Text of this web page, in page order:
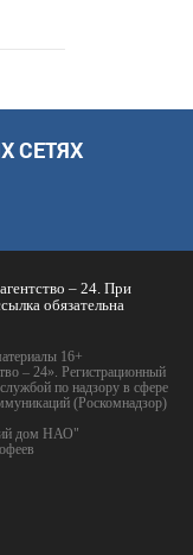
СЕТЯХ
– 24. При
обязательна
16+
– 24». Регистрационный
по надзору в сфере
(Роскомнадзор)
дом НАО"